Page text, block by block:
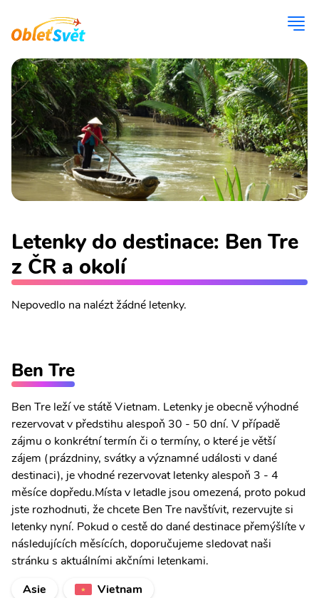
Letenky do destinace: Ben Tre
z ČR a okolí
Nepovedlo na nalézt žádné letenky.
Ben Tre
Ben Tre leží ve státě Vietnam. Letenky je obecně výhodné
rezervovat v předstihu alespoň 30 - 50 dní. V případě
zájmu o konkrétní termín či o termíny, o které je větší
zájem (prázdniny, svátky a významné události v dané
destinaci), je vhodné rezervovat letenky alespoň 3 - 4
měsíce dopředu.Místa v letadle jsou omezená, proto pokud
jste rozhodnuti, že chcete Ben Tre navštívit, rezervujte si
letenky nyní. Pokud o cestě do dané destinace přemýšlíte v
následujících měsících, doporučujeme sledovat naši
stránku s aktuálními akčními letenkami.
Asie
Vietnam